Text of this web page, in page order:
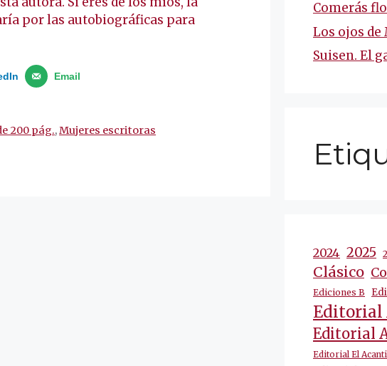
por las autobiográficas para
Email
200 pág.,Mujeres escritoras
Comerás
Los ojos de
Suisen. El
2024 2025
Clásico
Ediciones B
Editorial
Editorial
Editorial El